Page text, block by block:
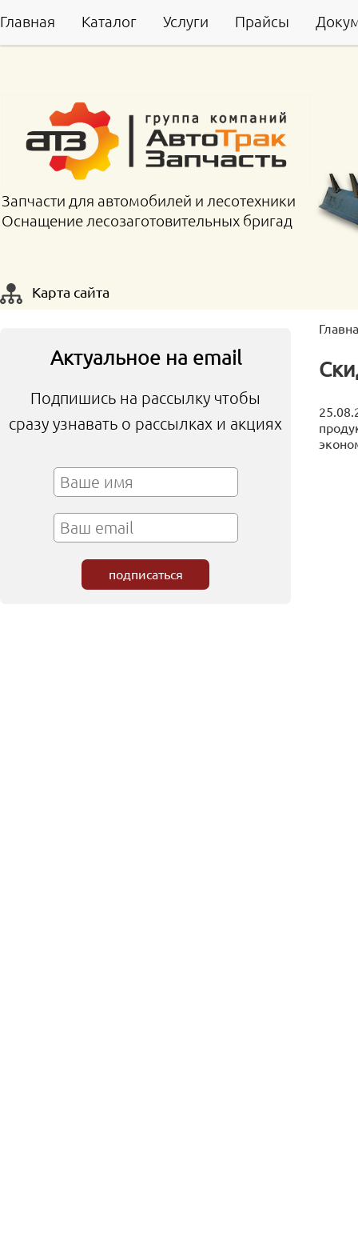
Главная Каталог Услуги Прайсы
Запчасти для автомобилей и лесотехники
Оснащение лесозаготовительных бригад
Карта сайта
Актуальное на email
Подпишись на рассылку чтобы
сразу узнавать о рассылках и акциях